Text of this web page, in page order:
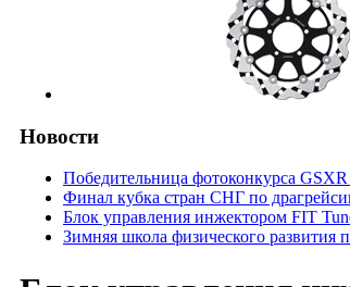
Новости
Победительница фотоконкурса
Финал кубка стран СНГ по
Блок управления инжектором FIT
Зимняя школа физического развития